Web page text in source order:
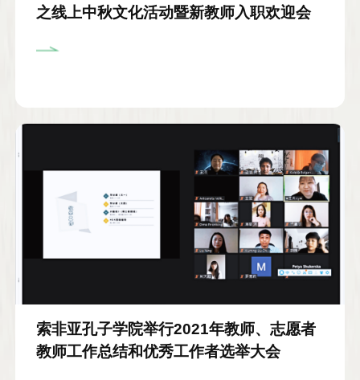
之线上中秋文化活动暨新教师入职欢迎会
索非亚孔子学院举行2021年教师、志愿者
教师工作总结和优秀工作者选举大会